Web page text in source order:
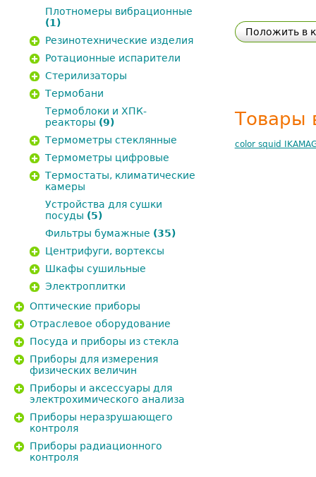
Положить в
Товары
color squid
Плотномеры вибрационные
(1)
Резинотехнические изделия
Ротационные испарители
Стерилизаторы
Термобани
Термоблоки и ХПК-
реакторы (9)
Термометры стеклянные
Термометры цифровые
Термостаты, климатические
камеры
Устройства для сушки
посуды (5)
Фильтры бумажные (35)
Центрифуги, вортексы
Шкафы сушильные
Электроплитки
Оптические приборы
Отраслевое оборудование
Посуда и приборы из стекла
Приборы для измерения
физических величин
Приборы и аксессуары для
электрохимического анализа
Приборы неразрушающего
контроля
Приборы радиационного
контроля